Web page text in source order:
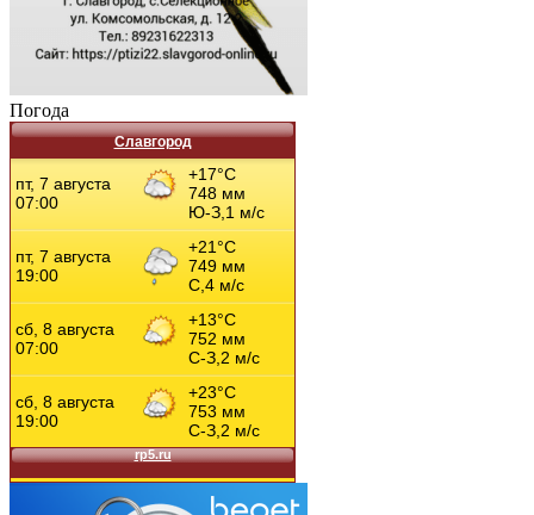
Погода
Славгород